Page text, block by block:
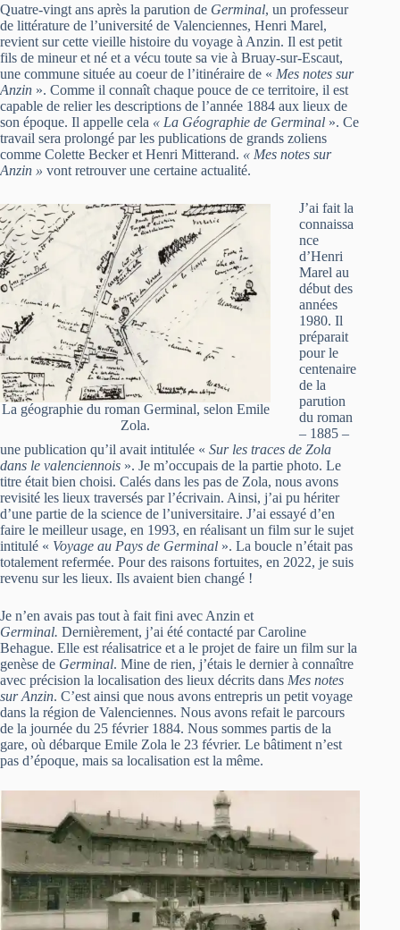
Quatre-vingt ans après la parution de Germinal, un professeur
de littérature de l’université de Valenciennes, Henri Marel,
revient sur cette vieille histoire du voyage à Anzin. Il est petit
fils de mineur et né et a vécu toute sa vie à Bruay-sur-Escaut,
une commune située au coeur de l’itinéraire de « Mes notes sur
Anzin ». Comme il connaît chaque pouce de ce territoire, il est
capable de relier les descriptions de l’année 1884 aux lieux de
son époque. Il appelle cela « La Géographie de Germinal ». Ce
travail sera prolongé par les publications de grands zoliens
comme Colette Becker et Henri Mitterand. « Mes notes sur
Anzin » vont retrouver une certaine actualité.
La géographie du roman Germinal, selon Emile
Zola.
J’ai fait la
connaissa
nce
d’Henri
Marel au
début des
années
1980. Il
préparait
pour le
centenaire
de la
parution
du roman
– 1885 –
une publication qu’il avait intitulée « Sur les traces de Zola
dans le valenciennois ». Je m’occupais de la partie photo. Le
titre était bien choisi. Calés dans les pas de Zola, nous avons
revisité les lieux traversés par l’écrivain. Ainsi, j’ai pu hériter
d’une partie de la science de l’universitaire. J’ai essayé d’en
faire le meilleur usage, en 1993, en réalisant un film sur le sujet
intitulé « Voyage au Pays de Germinal ». La boucle n’était pas
totalement refermée. Pour des raisons fortuites, en 2022, je suis
revenu sur les lieux. Ils avaient bien changé !
Je n’en avais pas tout à fait fini avec Anzin et
Germinal. Dernièrement, j’ai été contacté par Caroline
Behague. Elle est réalisatrice et a le projet de faire un film sur la
genèse de Germinal. Mine de rien, j’étais le dernier à connaître
avec précision la localisation des lieux décrits dans Mes notes
sur Anzin. C’est ainsi que nous avons entrepris un petit voyage
dans la région de Valenciennes. Nous avons refait le parcours
de la journée du 25 février 1884. Nous sommes partis de la
gare, où débarque Emile Zola le 23 février. Le bâtiment n’est
pas d’époque, mais sa localisation est la même.